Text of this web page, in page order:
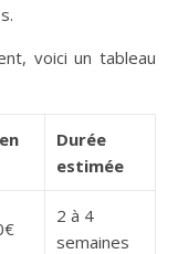
voici un tableau
Durée
estimée
2 à 4
semaines